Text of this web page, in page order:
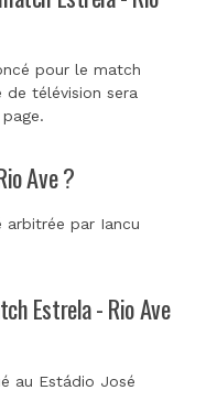
pour le match
de télévision sera
Ave ?
arbitrée par Iancu
Estrela - Rio Ave
au Estádio José